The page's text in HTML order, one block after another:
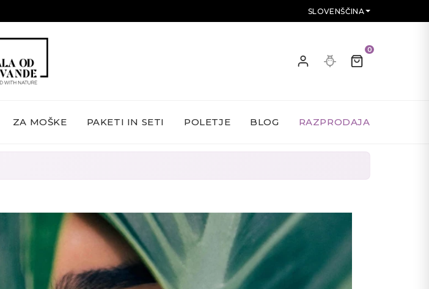
SLOVENŠČINA
0
ZA MOŠKE PAKETI IN SETI POLETJE BLOG RAZPRODAJA